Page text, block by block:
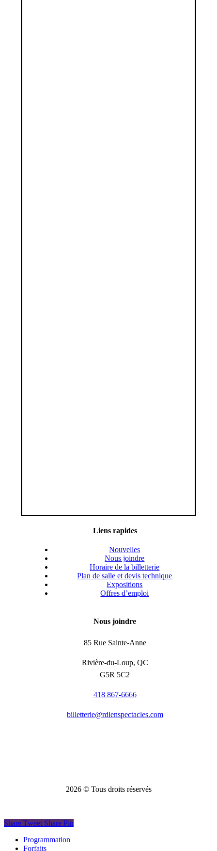
Liens rapides
Nouvelles
Nous joindre
Horaire de la billetterie
Plan de salle et devis technique
Expositions
Offres d’emploi
Nous joindre
85 Rue Sainte-Anne
Rivière-du-Loup, QC
G5R 5C2
418 867-6666
billetterie@rdlenspectacles.com
2026© Tous droits réservés
Share Tweet Share Pin
Close
Menu
Programmation
Forfaits